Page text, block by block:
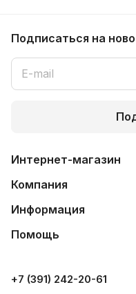
Подписаться на
Интернет-магазин
Компания
Информация
Помощь
+7 (391) 242-20-61